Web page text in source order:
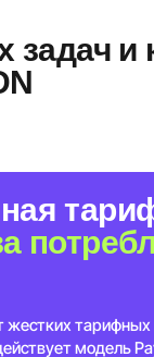
задач и
жестких
модель